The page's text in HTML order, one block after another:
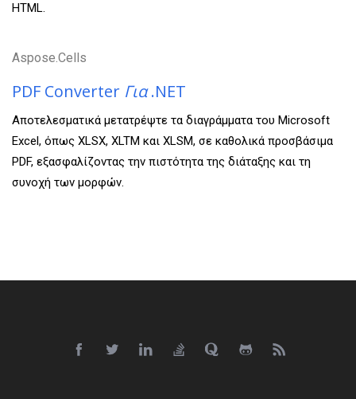
HTML.
Aspose.Cells
PDF Converter Για.NET
Αποτελεσματικά μετατρέψτε τα διαγράμματα του Microsoft
Excel, όπως XLSX, XLTM και XLSM, σε καθολικά προσβάσιμα
PDF, εξασφαλίζοντας την πιστότητα της διάταξης και τη
συνοχή των μορφών.